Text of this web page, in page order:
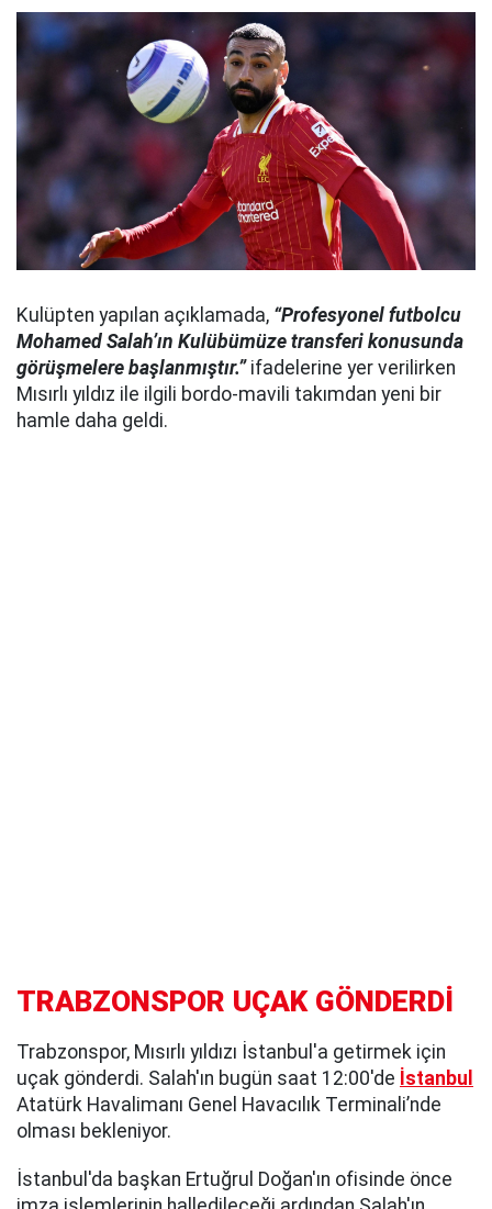
Kulüpten yapılan açıklamada, “Profesyonel futbolcu
Mohamed Salah’ın Kulübümüze transferi konusunda
görüşmelere başlanmıştır.”ifadelerine yer verilirken
Mısırlı yıldız ile ilgili bordo-mavili takımdan yeni bir
hamle daha geldi.
TRABZONSPOR UÇAK GÖNDERDİ
Trabzonspor, Mısırlı yıldızı İstanbul'a getirmek için
uçak gönderdi. Salah'ın bugün saat 12:00'de İstanbul
Atatürk Havalimanı Genel Havacılık Terminali’nde
olması bekleniyor.
İstanbul'da başkan Ertuğrul Doğan'ın ofisinde önce